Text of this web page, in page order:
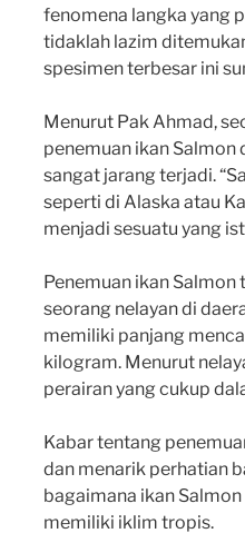
fenomena langka yang
tidaklah lazim
spesimen terbesar ini
Menurut Pak Ahmad,
penemuan ikan Salmon
sangat jarang terjadi.
seperti di Alaska atau
menjadi sesuatu yang
Penemuan ikan
seorang nelayan di
memiliki panjang
kilogram. Menurut
perairan yang cukup
Kabar tentang
dan menarik perhatian
bagaimana ikan
memiliki iklim tropis.